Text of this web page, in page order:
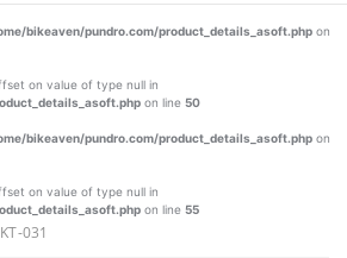
bikeaven/pundro.com/product_details_asoft.php on
on value of type null in
on line 50
bikeaven/pundro.com/product_details_asoft.php on
on value of type null in
on line 55
031
45.77
SHAREE-
BLK-006
BUY NOW